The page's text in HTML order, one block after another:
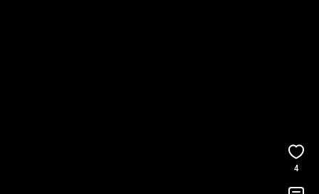
4